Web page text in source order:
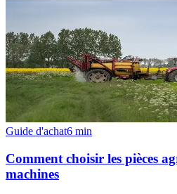
Guide d'achat6 min
Comment choisir les pièces
machines